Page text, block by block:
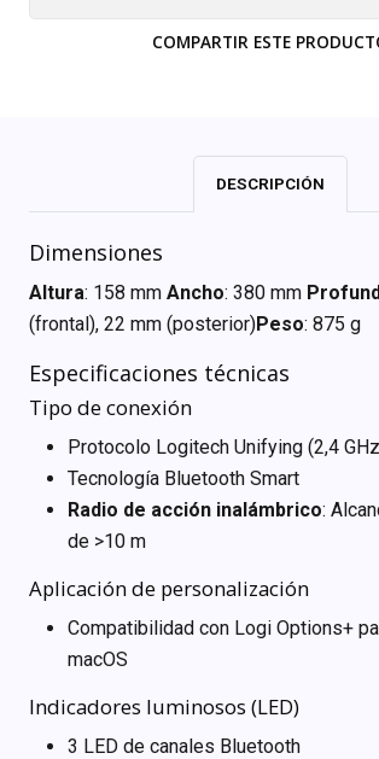
COMPARTIR ESTE
DESCRIPCIÓN
Dimensiones
Altura: 158 mm Ancho: 380 mm
(frontal), 22 mm (posterior)Peso: 875 g
Especificaciones técnicas
Tipo de conexión
Protocolo Logitech Unifying (2,4
Tecnología Bluetooth Smart
Radio de acción inalámbrico:
de >10 m
Aplicación de personalización
Compatibilidad con Logi Options+
macOS
Indicadores luminosos (LED)
3 LED de canales Bluetooth